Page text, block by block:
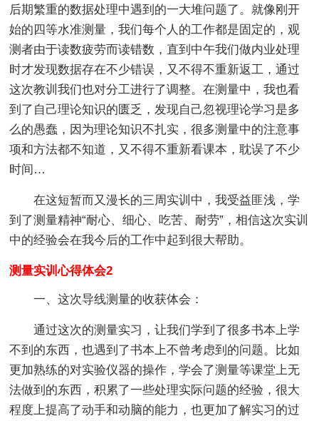
后期繁重的数据处理中遇到的一大堆问题了。就像刚开
始的四等水准测量，我们每个人的工作都是固定的，观
测者由于读数疲劳而读错数，直到中午我们做内业处理
时才发现数据存在不少错误，又不得不重新返工，通过
这次教训我们也对分工进行了调整。在测量中，我也看
到了自己理论知识的匮乏，发现自己忽视理论学习是多
么的愚蠢，因为理论知识不扎实，很多测量中的注意事
项和方法都不知道，又不得不重新看课本，耽误了不少
时间…
在这短暂而又漫长的三周实训中，我受益匪浅，学
到了测量精神“耐心、细心、吃苦、耐劳”，相信这次实训
中的经验会在我今后的工作中起到很大帮助。
测量实训心得体会2
一、这次导线测量的收获体会：
通过这次的测量实习，让我们学到了很多书本上学
不到的东西，也遇到了书本上不曾考虑到的问题。比如
更加熟练的对实验仪器的操作，学会了测量等课堂上无
法做到的东西，积累了一些处理实际问题的经验，很大
程度上提高了动手和动脑的能力，也更加了解实习的过